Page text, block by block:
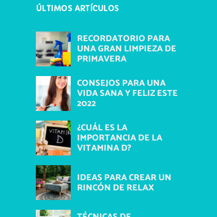
ÚLTIMOS ARTÍCULOS
RECORDATORIO PARA
UNA GRAN LIMPIEZA DE
PRIMAVERA
CONSEJOS PARA UNA
VIDA SANA Y FELIZ ESTE
2022
¿CUÁL ES LA
IMPORTANCIA DE LA
VITAMINA D?
IDEAS PARA CREAR UN
RINCÓN DE RELAX